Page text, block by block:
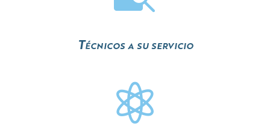
Técnicos a su servicio
